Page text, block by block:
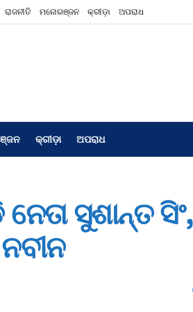
ରାଜନୀତି ମନୋରଞ୍ଜନ କ୍ରୀଡ଼ା ଅପରାଧ
କ୍ରୀଡ଼ା ଅପରାଧ
ସୁଶାନ୍ତ ସିଂ,